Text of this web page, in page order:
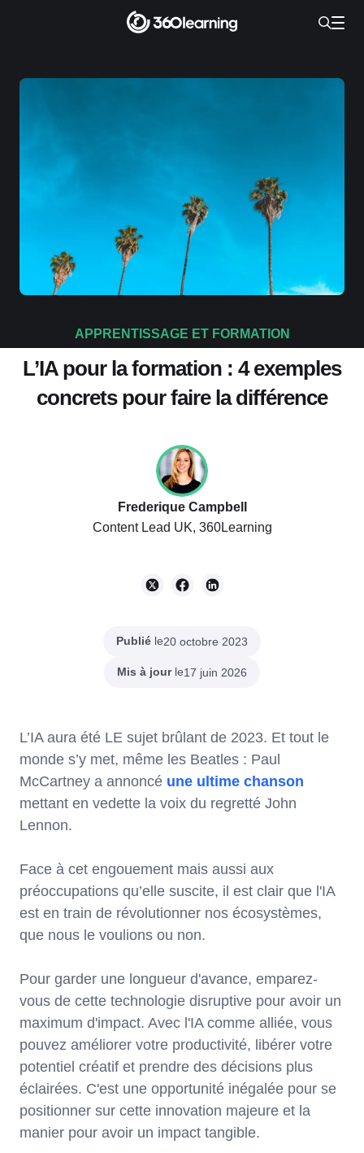
APPRENTISSAGE ET FORMATION
L’IA pour la formation : 4 exemples
concrets pour faire la différence
Frederique Campbell
Content Lead UK, 360Learning
Publié le20 octobre 2023
Mis à jourle17 juin 2026
L’IA aura été LE sujet brûlant de 2023. Et tout le
monde s’y met, même les Beatles : Paul
McCartney a annoncé une ultime chanson
mettant en vedette la voix du regretté John
Lennon.
Face à cet engouement mais aussi aux
préoccupations qu’elle suscite, il est clair que l'IA
est en train de révolutionner nos écosystèmes,
que nous le voulions ou non.
Pour garder une longueur d'avance, emparez-
vous de cette technologie disruptive pour avoir un
maximum d'impact. Avec l'IA comme alliée, vous
pouvez améliorer votre productivité, libérer votre
potentiel créatif et prendre des décisions plus
éclairées. C'est une opportunité inégalée pour se
positionner sur cette innovation majeure et la
manier pour avoir un impact tangible.